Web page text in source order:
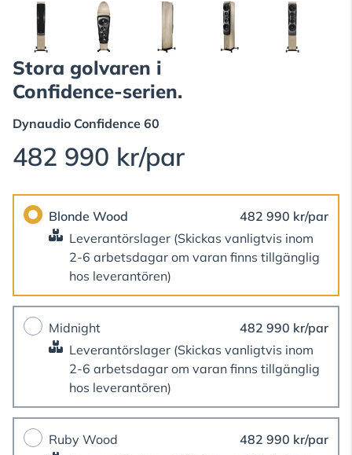
Stora golvaren i
Confidence-serien.
Dynaudio Confidence 60
482 990 kr/par
Blonde Wood
482 990 kr/par
Leverantörslager (Skickas vanligtvis inom
2-6 arbetsdagar om varan finns tillgänglig
hos leverantören)
Midnight
482 990 kr/par
Leverantörslager (Skickas vanligtvis inom
2-6 arbetsdagar om varan finns tillgänglig
hos leverantören)
Ruby Wood
482 990 kr/par